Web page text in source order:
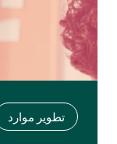
تطوير موارد